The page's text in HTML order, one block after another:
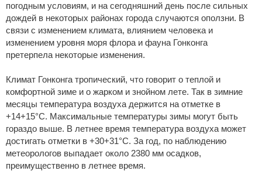
погодным условиям, и на сегодняшний день после сильных
дождей в некоторых районах города случаются оползни. В
связи с изменением климата, влиянием человека и
изменением уровня моря флора и фауна Гонконга
претерпела некоторые изменения.
Климат Гонконга тропический, что говорит о теплой и
комфортной зиме и о жарком и знойном лете. Так в зимние
месяцы температура воздуха держится на отметке в
+14+15°C. Максимальные температуры зимы могут быть
гораздо выше. В летнее время температура воздуха может
достигать отметки в +30+31°C. За год, по наблюдению
метеорологов выпадает около 2380 мм осадков,
преимущественно в летнее время.